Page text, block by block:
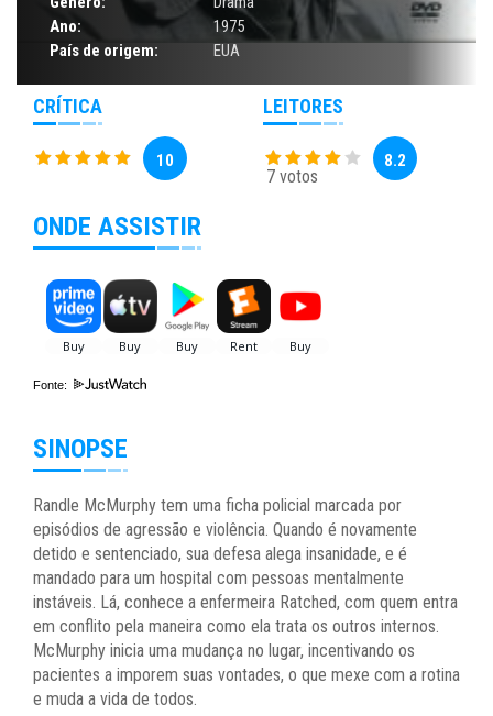
Ano:
1975
País de origem:
EUA
CRÍTICA
10
LEITORES
7 votos
8.2
ONDE ASSISTIR
Fonte:
SINOPSE
Randle McMurphy tem uma ficha policial marcada por
episódios de agressão e violência. Quando é novamente
detido e sentenciado, sua defesa alega insanidade, e é
mandado para um hospital com pessoas mentalmente
instáveis. Lá, conhece a enfermeira Ratched, com quem entra
em conflito pela maneira como ela trata os outros internos.
McMurphy inicia uma mudança no lugar, incentivando os
pacientes a imporem suas vontades, o que mexe com a rotina
e muda a vida de todos.